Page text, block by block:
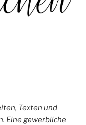
Texten und
Eine gewerbliche